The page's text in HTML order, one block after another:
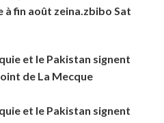
fin août zeina.zbibo Sat
et le Pakistan signent
de La Mecque
et le Pakistan signent